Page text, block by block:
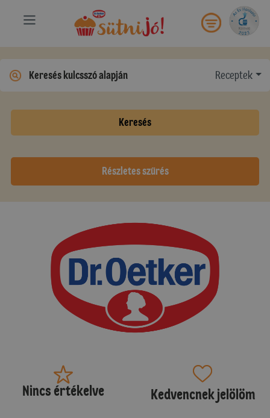
Receptek
Keresés
Részletes szűrés
Nincs értékelve Kedvencnek jelölöm